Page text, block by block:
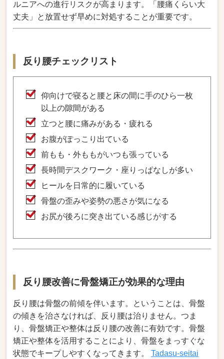
ルニアへの進行リスクが高まります。「腰痛くらい大
丈夫」と放置せず早めに対処することが重要です。
反り腰チェックリスト
仰向けで寝ると腰と床の間に手のひら一枚
以上の隙間がある
立つと腰に痛みがある・疲れる
お腹がぽっこり出ている
前もも・外ももがいつも張っている
長時間デスクワーク・座りっぱなしが多い
ヒールを日常的に履いている
骨盤の歪みや姿勢の悪さが気になる
お尻が後ろに突き出ている感じがする
反り腰改善に骨盤矯正が効果的な理由
反り腰は骨盤の前傾を伴います。ということは、骨盤
の傾きを治さなければ、反り腰は治りません。つま
り、骨盤矯正や整体は反り腰の改善に有効です。骨盤
矯正や整体を活用することにより、骨盤をまっすぐな
状態でキープしやすくなってきます。Tadasu-seitai